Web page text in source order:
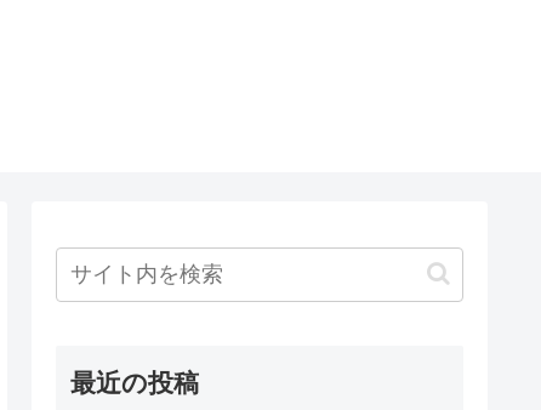
最近の投稿